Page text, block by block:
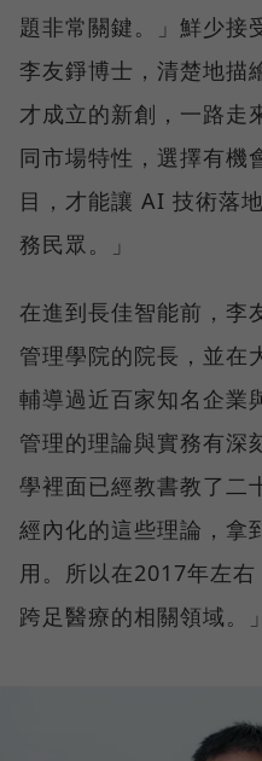
題非常關鍵。」鮮少接
李友錚博士，清楚地描
才成立的新創，一路走
同市場特性，選擇有機
目，才能讓 AI 技術落
務民眾。」
在進到長佳智能前，李
管理學院的院長，並在
輔導過近百家知名企業
管理的理論與實務有深
學裡面已經教書教了二
經內化的這些理論，拿
用。所以在2017年左
跨足醫療的相關領域。」